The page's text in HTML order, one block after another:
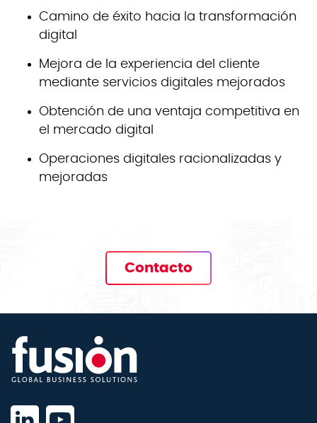
Camino de éxito hacia la transformación
digital
Mejora de la experiencia del cliente
mediante servicios digitales mejorados
Obtención de una ventaja competitiva en
el mercado digital
Operaciones digitales racionalizadas y
mejoradas
Contacto